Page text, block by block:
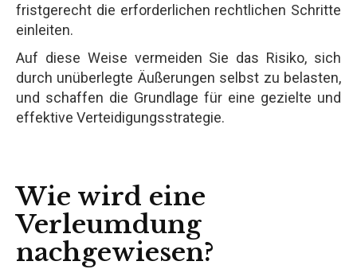
fristgerecht die erforderlichen rechtlichen Schritte
einleiten.
Auf diese Weise vermeiden Sie das Risiko, sich
durch unüberlegte Äußerungen selbst zu belasten,
und schaffen die Grundlage für eine gezielte und
effektive Verteidigungsstrategie.
Wie wird eine
Verleumdung
nachgewiesen?